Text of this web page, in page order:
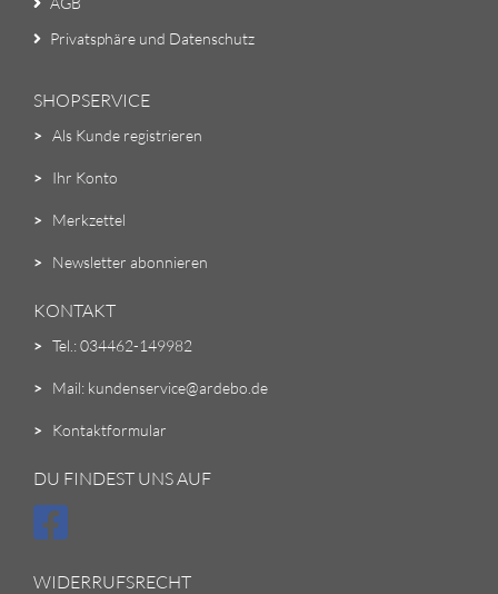
Privatsphäre und Datenschutz
SHOPSERVICE
> Als Kunde registrieren
> Ihr Konto
> Merkzettel
> Newsletter abonnieren
KONTAKT
> Tel.: 034462-149982
> Mail: kundenservice@ardebo.de
> Kontaktformular
DU FINDEST UNS AUF
WIDERRUFSRECHT